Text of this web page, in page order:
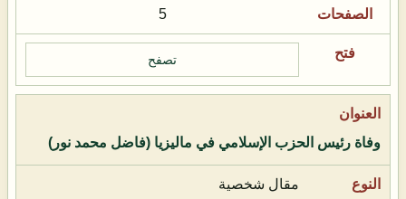
5
تصفح
وفاة رئيس الحزب الإسلامي في ماليزيا (فاضل محمد نور)
مقال شخصية